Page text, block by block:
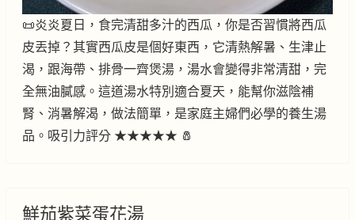
📜炎炎夏日，食完清甜多汁的西瓜，你是否習慣將西瓜
皮丟掉？其實西瓜皮是個好東西，它清熱解暑、生津止
渴，跟海帶、排骨一齊煲湯，湯水會變得非常清甜，完
全無油膩感。這道湯水特別適合夏天，能幫你滋陰補
腎、消暑解渴，做法簡單，是家庭主婦們必學的養生湯
品。吸引力評分 ★★★★★ 🧂
鮮茄紫菜蛋花湯